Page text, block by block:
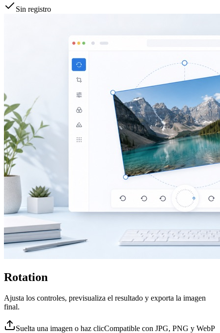
Sin registro
Rotation
Ajusta los controles, previsualiza el resultado y exporta la imagen
final.
Suelta una imagen o haz clicCompatible con JPG, PNG y WebP